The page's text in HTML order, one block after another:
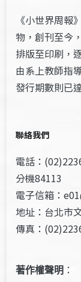
《小世界周報
物，創刊至今
排版至印刷，
由系上教師指
發行期數則已
聯絡我們
電話：
分機84113
電子信箱：
地址：台北市
傳真：
著作權聲明 ：